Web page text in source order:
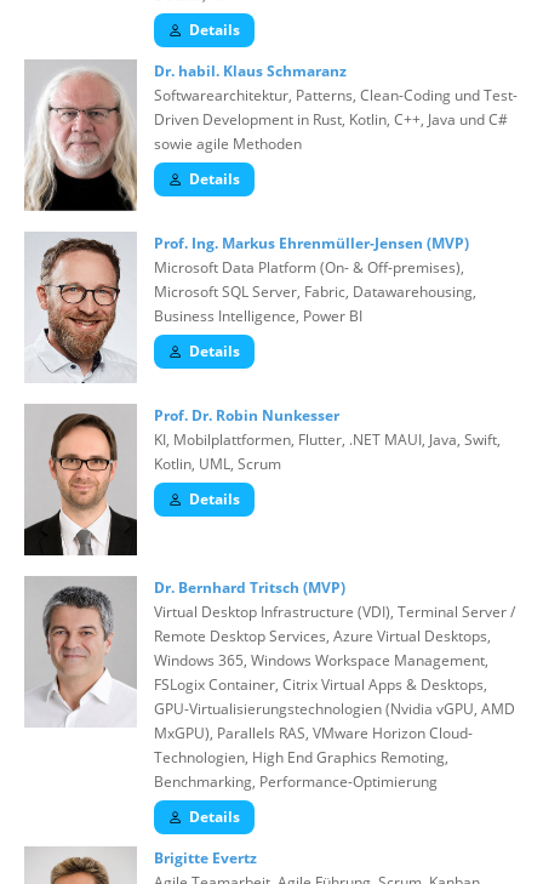
Details
Dr. habil. Klaus Schmaranz
Softwarearchitektur, Patterns, Clean-Coding und Test-
Driven Development in Rust, Kotlin, C++, Java und C#
sowie agile Methoden
Details
Prof. Ing. Markus Ehrenmüller-Jensen (MVP)
Microsoft Data Platform (On- & Off-premises),
Microsoft SQL Server, Fabric, Datawarehousing,
Business Intelligence, Power BI
Details
Prof. Dr. Robin Nunkesser
KI, Mobilplattformen, Flutter, .NET MAUI, Java, Swift,
Kotlin, UML, Scrum
Details
Dr. Bernhard Tritsch (MVP)
Virtual Desktop Infrastructure (VDI), Terminal Server /
Remote Desktop Services, Azure Virtual Desktops,
Windows 365, Windows Workspace Management,
FSLogix Container, Citrix Virtual Apps & Desktops,
GPU-Virtualisierungstechnologien (Nvidia vGPU, AMD
MxGPU), Parallels RAS, VMware Horizon Cloud-
Technologien, High End Graphics Remoting,
Benchmarking, Performance-Optimierung
Details
Brigitte Evertz